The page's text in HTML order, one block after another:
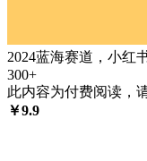
2024蓝海赛道，小红
300+
此内容为付费阅读，
￥9.9